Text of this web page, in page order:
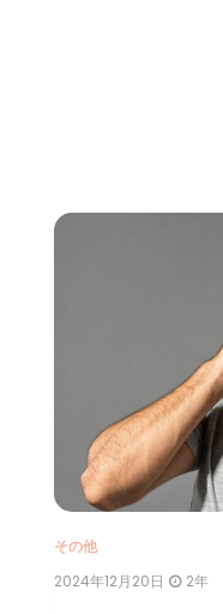
ー
その他
2024年12月20日 2年